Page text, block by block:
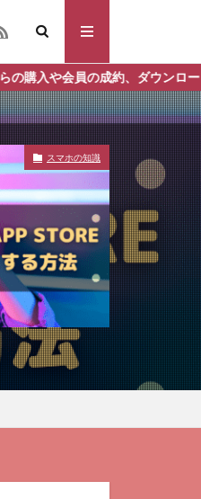
どからの収益化を行う場合があり
スマホの知識